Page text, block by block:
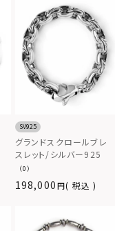
SV925
グランドスクロールブレ
スレット/シルバー925
（0）
198,000 税込